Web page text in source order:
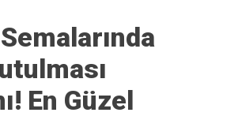
En Güzel